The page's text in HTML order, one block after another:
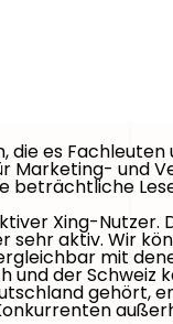
es
und
Xing-
sehr aktiv. Wir
mit
und der
gehört,